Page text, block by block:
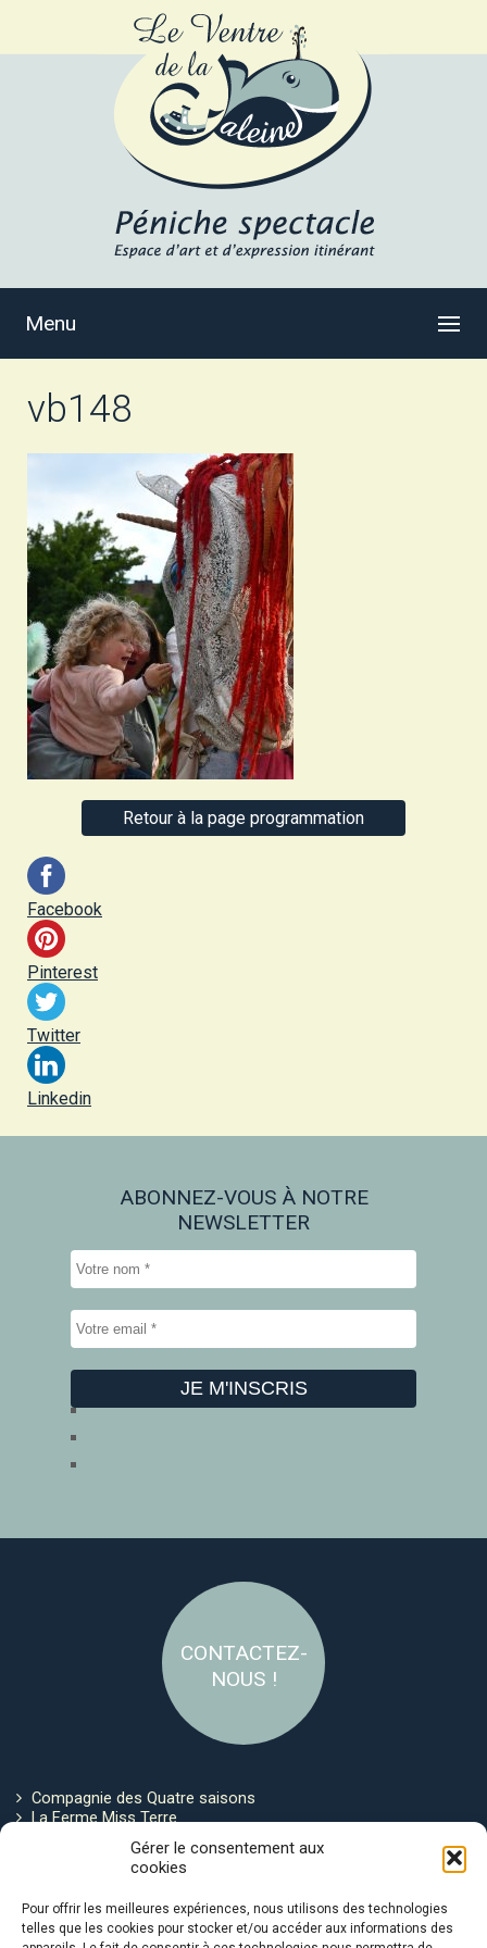
Gérer le consentement aux
cookies
Pour offrir les meilleures expériences, nous utilisons des technologies
telles que les cookies pour stocker et/ou accéder aux informations des
Menu
vb148
Retour à la page programmation
Facebook
Pinterest
Twitter
Linkedin
ABONNEZ-VOUS À NOTRE
NEWSLETTER
CONTACTEZ-
NOUS !
Compagnie des Quatre saisons
La Ferme Miss Terre
Politique de cookies